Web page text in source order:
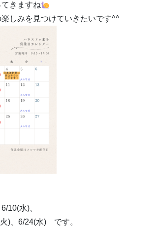
きますね
しみを見つけていきたいです^^
10(水)、
)、6/24(水) です。